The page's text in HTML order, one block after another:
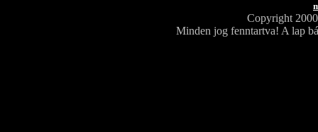
Copyright
Minden jog fenntartva! A lap